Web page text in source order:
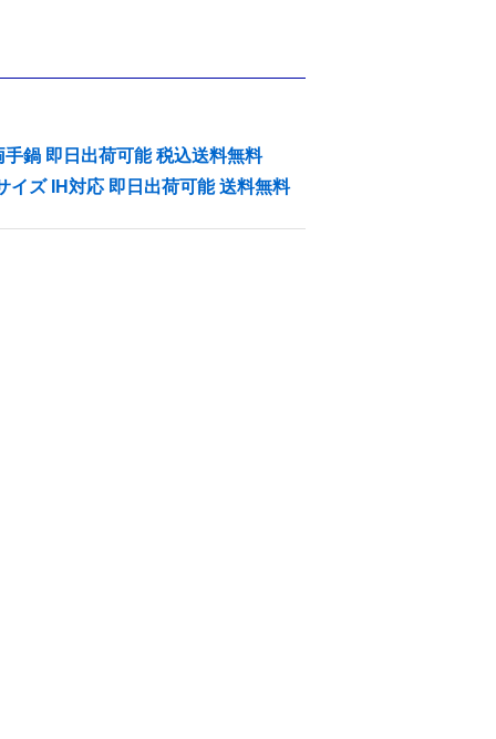
鍋 即日出荷可能 税込送料無料
イズ IH対応 即日出荷可能 送料無料